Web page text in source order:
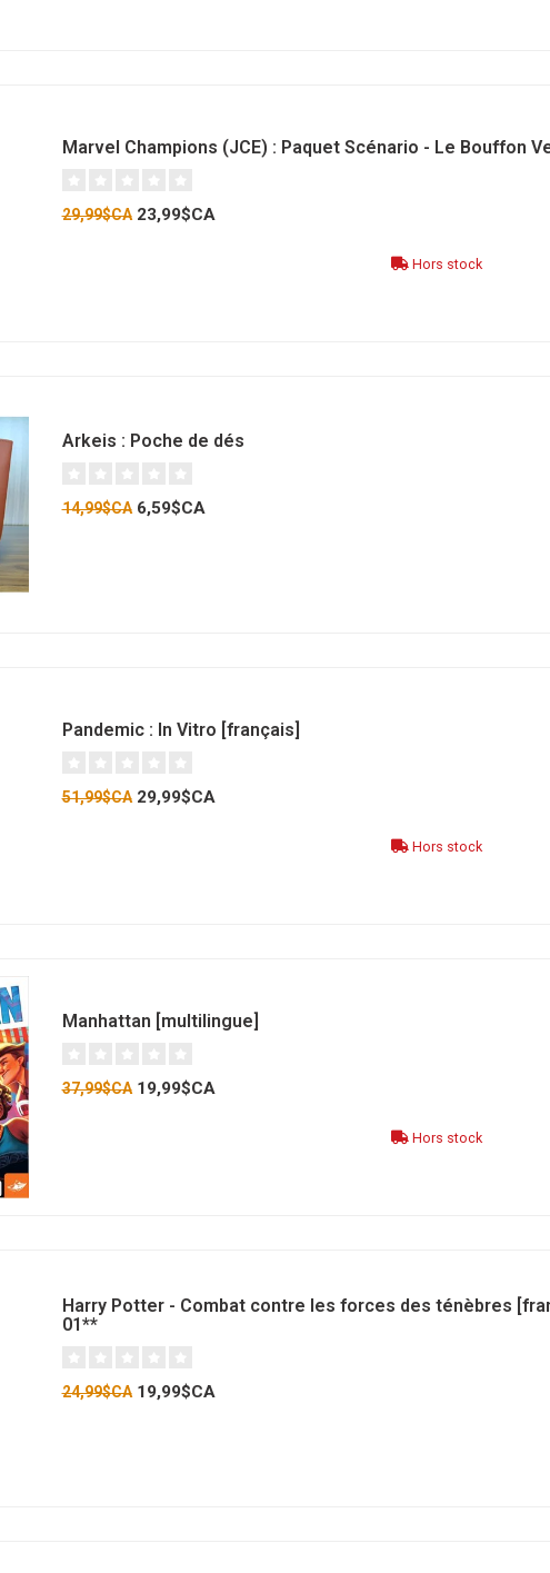
Marvel Champions (JCE) : Paquet Scénario - Le Bouffon
29,99$CA23,99$CA
Hors stock
Arkeis : Poche de dés
14,99$CA6,59$CA
Pandemic : In Vitro [français]
51,99$CA29,99$CA
Hors stock
Manhattan [multilingue]
37,99$CA19,99$CA
Hors stock
Harry Potter - Combat contre les forces des ténèbres
01**
24,99$CA19,99$CA